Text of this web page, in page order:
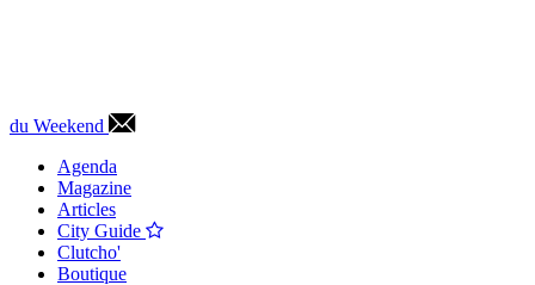
du Weekend
Agenda
Magazine
Articles
City Guide
Clutcho'
Boutique